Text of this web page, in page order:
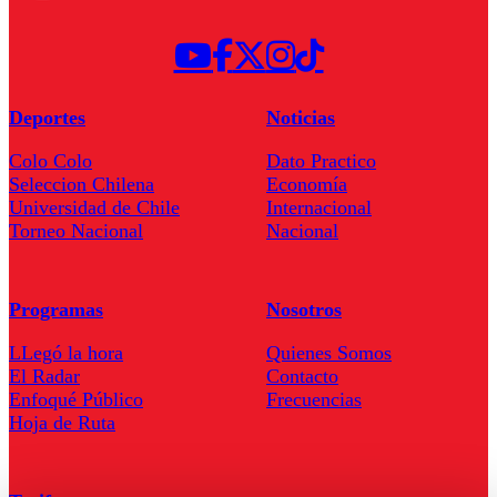
Deportes
Colo Colo
Seleccion Chilena
Universidad de Chile
Torneo Nacional
Noticias
Dato Practico
Economía
Internacional
Nacional
Programas
LLegó la hora
El Radar
Enfoqué Público
Hoja de Ruta
Nosotros
Quienes Somos
Contacto
Frecuencias